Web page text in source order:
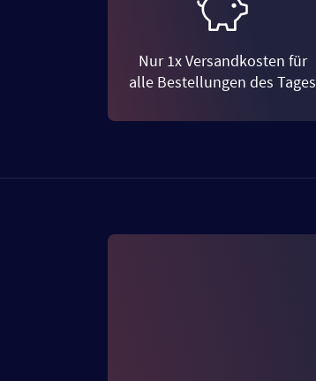
Nur 1x Versandkosten für
alle Bestellungen des Tages